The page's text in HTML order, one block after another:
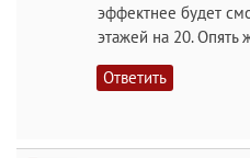
эффектнее будет
этажей на 20. Опять
Ответить